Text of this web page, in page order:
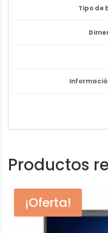
Tipo de
Productos
¡Oferta!